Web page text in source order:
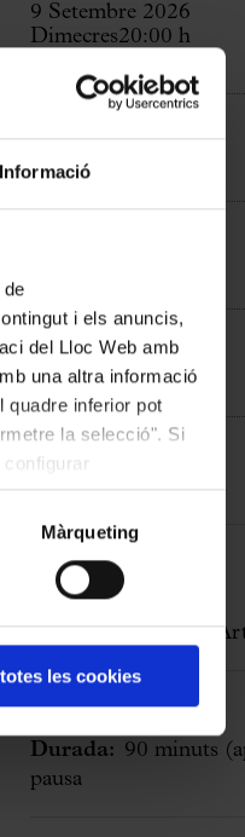
Informació
i els anuncis,
del Lloc Web amb
una altra informació
quadre inferior pot
la selecció". Si
Màrqueting
les cookies
9 Setembre 2026
Dimecres20:00 h
Dimecres20:00 h
Sala de Concerts
22 Setembre 2026
Dimarts20:00 h
Sala de Concerts
14 Octubre 2026
Dimecres
Cicle:
Arte Flamenco
Organitza: Events
Preus: de 35 a 60 €
Durada: 90 minuts
pausa